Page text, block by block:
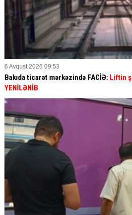
6 Avqust 2026 09:53
Bakıda ticarət mərkəzində FACİƏ: Liftin
YENİLƏNİB